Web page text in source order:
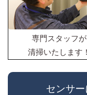
専門スタッフが
清掃いたします！
センサ